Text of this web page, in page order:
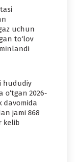
uchun
to‘lov
hududiy
o‘tgan 2026-
davomida
jami 868
kelib